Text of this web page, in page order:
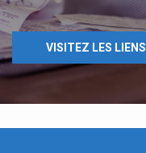
VISITEZ LES LIENS